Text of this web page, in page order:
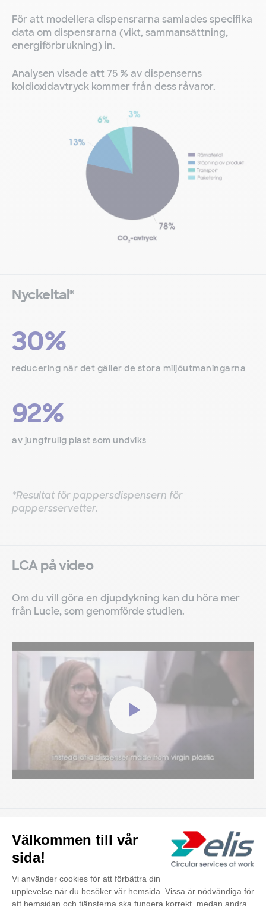
För att modellera dispensrarna samlades specifika
data om dispensrarna (vikt, sammansättning,
energiförbrukning) in.
Analysen visade att 75 % av dispenserns
koldioxidavtryck kommer från dess råvaror.
Nyckeltal*
30%
reducering när det gäller de stora miljöutmaningarna
92%
av jungfrulig plast som undviks
*Resultat för pappersdispensern för
pappersservetter.
LCA på video
Om du vill göra en djupdykning kan du höra mer
från Lucie, som genomförde studien.
Minimal miljöpåverkan
Den här analysen, som jämförde en
hygiendispenser tillverkad av jungfrulig plast med
dess motsvarighet av återvunnen plast,
identifierade två viktiga slutsatser: